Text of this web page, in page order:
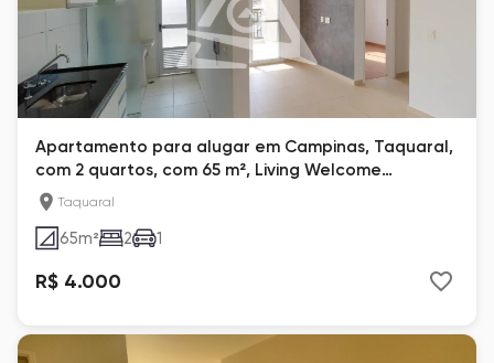
Apartamento para alugar em Campinas, Taquaral,
com 2 quartos, com 65 m², Living Welcome
Taquaral
Taquaral
65m² 2 1
R$ 4.000